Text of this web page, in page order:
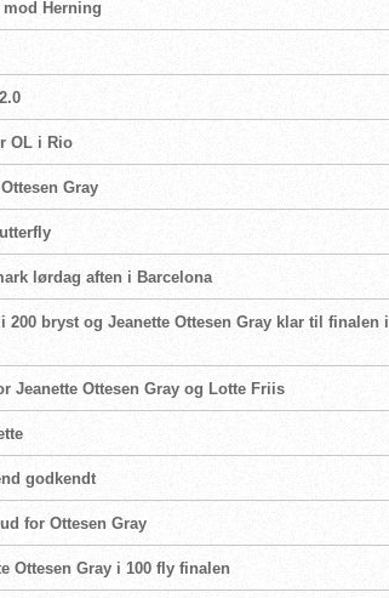
mod Herning
OL i Rio
Gray
lørdag aften i Barcelona
200 bryst og Jeanette Ottesen Gray klar til finalen i
Jeanette Ottesen Gray og Lotte Friis
godkendt
for Ottesen Gray
Ottesen Gray i 100 fly finalen